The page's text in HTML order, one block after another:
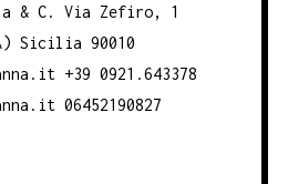
& C. Via Zefiro, 1
Sicilia 90010
+39 0921.643378
06452190827